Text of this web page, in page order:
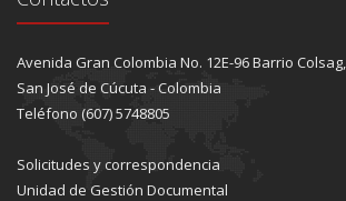
Avenida Gran Colombia No. 12E-96 Barrio Colsag,
San José de Cúcuta - Colombia
Teléfono (607) 5748805
Solicitudes y correspondencia
Unidad de Gestión Documental